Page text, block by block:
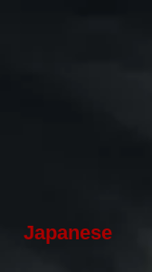
Japanese